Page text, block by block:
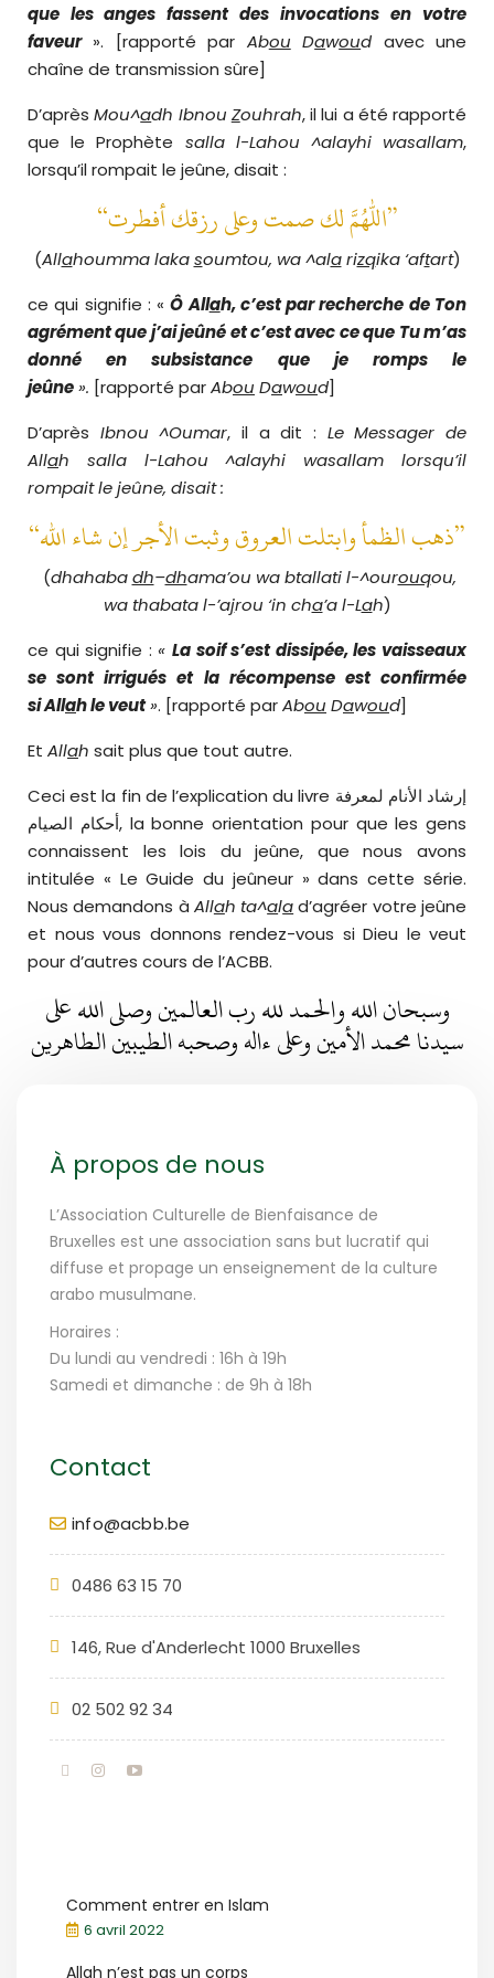
que les anges fassent des invocations en votre
faveur». [rapporté par Abou Dawoud avec une
chaîne de transmission sûre]
D’aprèsMou^adh Ibnou Zouhrah, il lui a été rapporté
que le Prophète salla l-Lahou ^alayhi wasallam,
lorsqu’il rompait le jeûne, disait :
“اللهم لك صمت وعلى رزقك أفطرت”
(Allahoumma lakasoumtou, wa ^alarizqika ‘aftart)
ce qui signifie : «Ô Allah, c’est par recherche de Ton
agrément que j’ai jeûné et c’est avec ce que Tu m’as
donné en subsistance que je romps le
jeûne». [rapporté parAbou Dawoud]
D’après Ibnou ^Oumar, il a dit : Le Messager de
Allah salla l-Lahou ^alayhi wasallam lorsqu’il
rompait le jeûne, disait :
“ذهب الظمأ وابتلت العروق وثبت الأجر إن شاء الله”
(dhahabadh–dhama’ou wa btallati l-^ourouqou,
wa thabata l-’ajrou ‘in cha’a l-Lah)
ce qui signifie : «La soif s’est dissipée, les vaisseaux
se sont irrigués et la récompense est confirmée
si Allah le veut». [rapporté parAbou Dawoud]
Et Allah sait plus que tout autre.
Ceci est la fin de l’explication du livre إرشاد الأنام لمعرفة
أحكام الصيام, la bonne orientation pour que les gens
connaissent les lois du jeûne, que nous avons
intitulée « Le Guide du jeûneur » dans cette série.
Nous demandons à Allah ta^alad’agréer votre jeûne
et nous vous donnons rendez-vous si Dieu le veut
pour d’autres cours de l’ACBB.
وسبحان الله والحمد لله رب العالمين وصلى الله على
سيدنا محمد الأمين وعلى ءاله وصحبه الطيبين الطاهرين
À propos de nous
L’Association Culturelle de Bienfaisance de
Bruxelles est une association sans but lucratif qui
diffuse et propage un enseignement de la culture
arabo musulmane.
Horaires :
Du lundi au vendredi : 16h à 19h
Samedi et dimanche : de 9h à 18h
Contact
info@acbb.be
0486 63 15 70
146, Rue d'Anderlecht 1000 Bruxelles
02 502 92 34
Comment entrer en Islam
6 avril 2022
Allah n’est pas un corps